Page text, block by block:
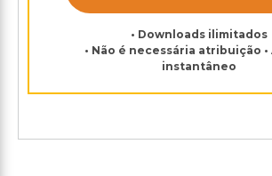
• Downloads ilimitados
• Não é necessária atribuição •
instantâneo